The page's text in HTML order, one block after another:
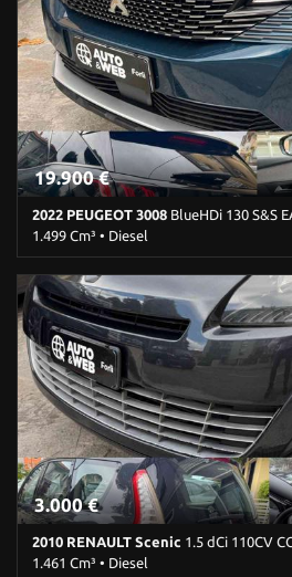
Bracciolo • Cerchi in lega • Chiusura
Cruise Control • Fendinebbia • Filtro
display • Immobilizzatore elettronico •
Riconoscimento dei segnali stradali •
sdoppiato • Sedili sportivi •
Specchietti laterali elettrici
19.900 €
2022 PEUGEOT 3008 BlueHDi 130 S&S
1.499 Cm³ • Diesel
118.400 Km • Cambio Automatico (8) •
ABS • Airbag • Airbag laterali • Airbag
Alzacristalli elettrici • Autoradio •
Chiusura centralizzata • Climatizzatore •
antiparticolato • Head-up display •
Park Distance Control • Sedile
• Navigatore satellitare • Specchietti
per parcheggio assistito
3.000 €
2010 RENAULT Scenic 1.5 dCi 110CV
1.461 Cm³ • Diesel